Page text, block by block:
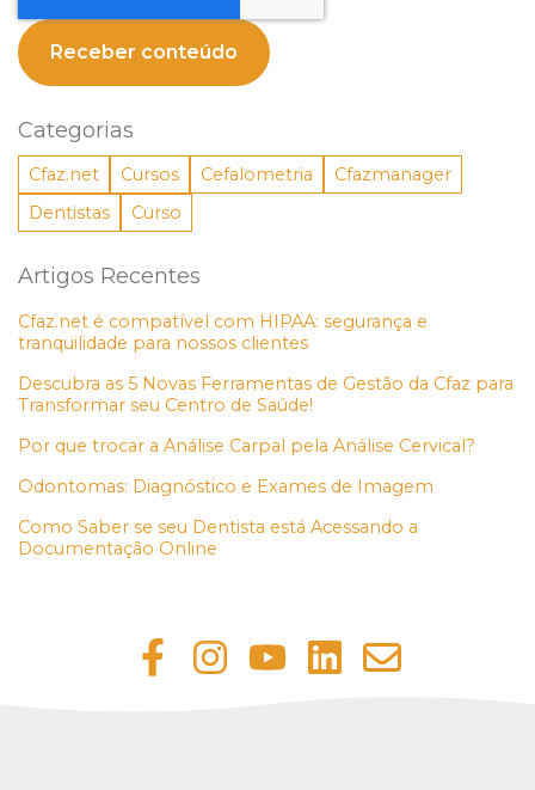
Categorias
Cfaz.net Cursos Cefalometria
Cfazmanager
Dentistas
Curso
Artigos Recentes
Cfaz.net é compatível com HIPAA: segurança e
tranquilidade para nossos clientes
Descubra as 5 Novas Ferramentas de Gestão da Cfaz para
Transformar seu Centro de Saúde!
Por que trocar a Análise Carpal pela Análise Cervical?
Odontomas: Diagnóstico e Exames de Imagem
Como Saber se seu Dentista está Acessando a
Documentação Online